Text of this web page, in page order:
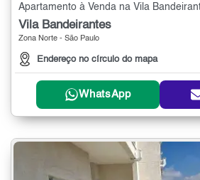
Vila Bandeirantes
Zona Norte - São Paulo
Endereço no círculo do mapa
WhatsApp